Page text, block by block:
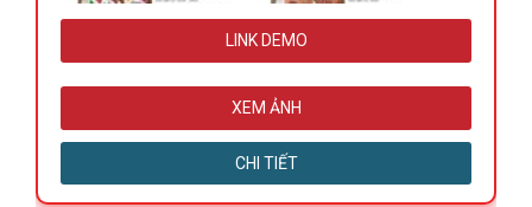
LINK DEMO
XEM ẢNH
CHI TIẾT